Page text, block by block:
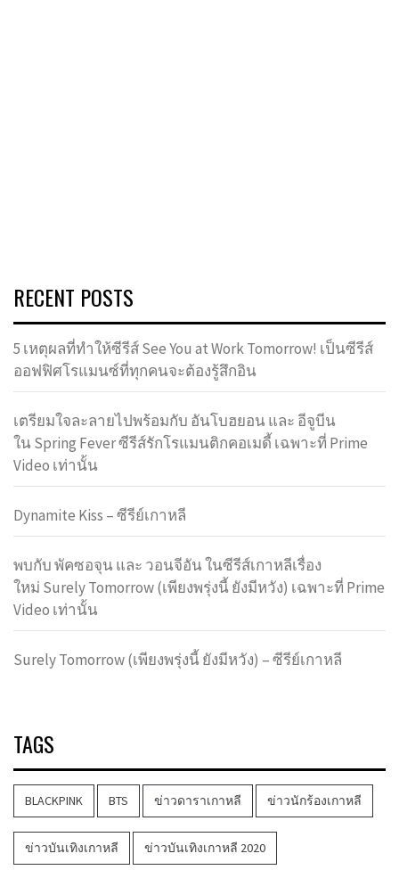
RECENT POSTS
5 เหตุผลที่ทำให้ซีรีส์ See You at Work Tomorrow! เป็นซีรีส์
ออฟฟิศโรแมนซ์ที่ทุกคนจะต้องรู้สึกอิน
เตรียมใจละลายไปพร้อมกับ อันโบฮยอน และ อีจูบีน
ใน Spring Fever ซีรีส์รักโรแมนติกคอเมดี้ เฉพาะที่ Prime
Video เท่านั้น
Dynamite Kiss – ซีรีย์เกาหลี
พบกับ พัคซอจุน และ วอนจีอัน ในซีรีส์เกาหลีเรื่อง
ใหม่ Surely Tomorrow (เพียงพรุ่งนี้ ยังมีหวัง) เฉพาะที่ Prime
Video เท่านั้น
Surely Tomorrow (เพียงพรุ่งนี้ ยังมีหวัง) – ซีรีย์เกาหลี
TAGS
BLACKPINK BTS ข่าวดาราเกาหลี ข่าวนักร้องเกาหลี
ข่าวบันเทิงเกาหลี ข่าวบันเทิงเกาหลี 2020